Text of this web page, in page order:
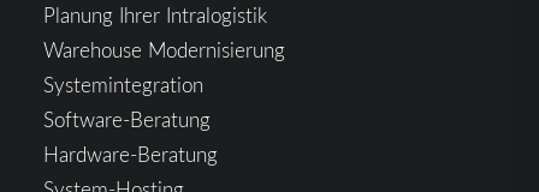
Planung Ihrer Intralogistik
Warehouse Modernisierung
Systemintegration
Software-Beratung
Hardware-Beratung